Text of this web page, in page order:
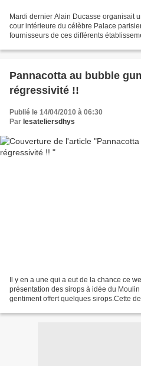
Mardi dernier Alain Ducasse organisait
cour intérieure du célèbre Palace
fournisseurs de ces différents
Pannacotta au bubble
régressivité !!
Publié le 14/04/2010 à 06:30
Par lesateliersdhys
Il y en a une qui a eut de la chance ce
présentation des sirops à idée du
gentiment offert quelques sirops.Cette